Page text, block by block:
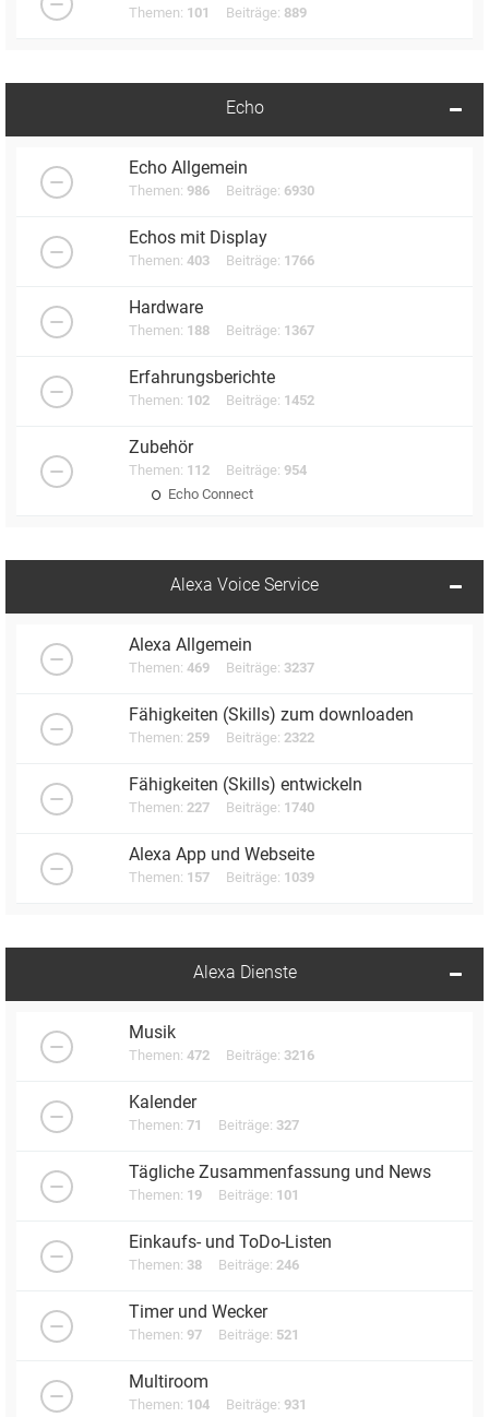
Themen: 101 Beiträge: 889
Echo
Echo Allgemein
Themen: 986 Beiträge: 6930
Echos mit Display
Themen: 403 Beiträge: 1766
Hardware
Themen: 188 Beiträge: 1367
Erfahrungsberichte
Themen: 102 Beiträge: 1452
Zubehör
Themen: 112 Beiträge: 954
Echo Connect
Alexa Voice Service
Alexa Allgemein
Themen: 469 Beiträge: 3237
Fähigkeiten (Skills) zum downloaden
Themen: 259 Beiträge: 2322
Fähigkeiten (Skills) entwickeln
Themen: 227 Beiträge: 1740
Alexa App und Webseite
Themen: 157 Beiträge: 1039
Alexa Dienste
Musik
Themen: 472 Beiträge: 3216
Kalender
Themen: 71 Beiträge: 327
Tägliche Zusammenfassung und News
Themen: 19 Beiträge: 101
Einkaufs- und ToDo-Listen
Themen: 38 Beiträge: 246
Timer und Wecker
Themen: 97 Beiträge: 521
Multiroom
Themen: 104 Beiträge: 931